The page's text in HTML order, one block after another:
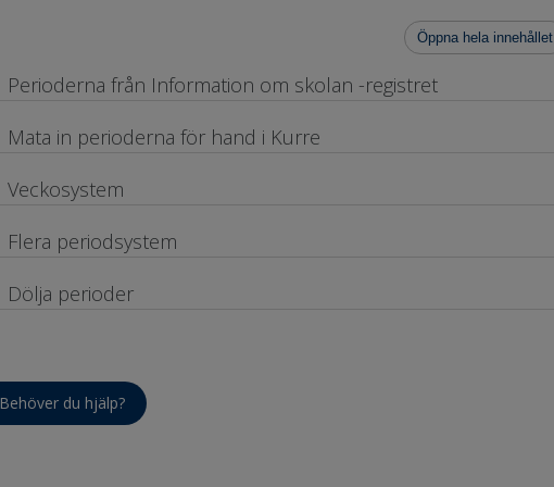
Öppna hela innehållet
Perioderna från Information om skolan -registret
Mata in perioderna för hand i Kurre
Veckosystem
Flera periodsystem
Dölja perioder
Behöver du hjälp?